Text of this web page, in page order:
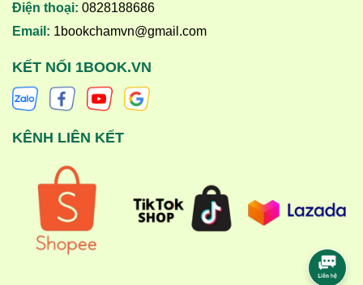
Điện thoại: 0828188686
Email: 1bookchamvn@gmail.com
KẾT NỐI 1BOOK.VN
KÊNH LIÊN KẾT